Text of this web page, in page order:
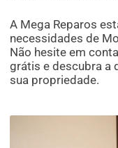
A Mega Reparos
necessidades de
Não hesite em
grátis e descubra a
sua propriedade.